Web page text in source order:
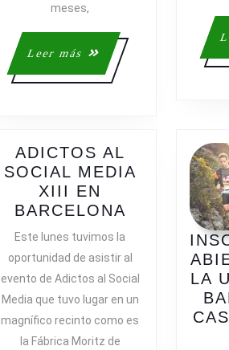
meses,
Leer más
Leer
más
ADICTOS AL
SOCIAL MEDIA
XIII EN
BARCELONA ADICTOS
SOCIAL
MEDIA
XIII
EN
Este lunes tuvimos la
oportunidad de asistir al
evento de Adictos al Social
Media que tuvo lugar en un
magnífico recinto como es
la Fábrica Moritz de
LA